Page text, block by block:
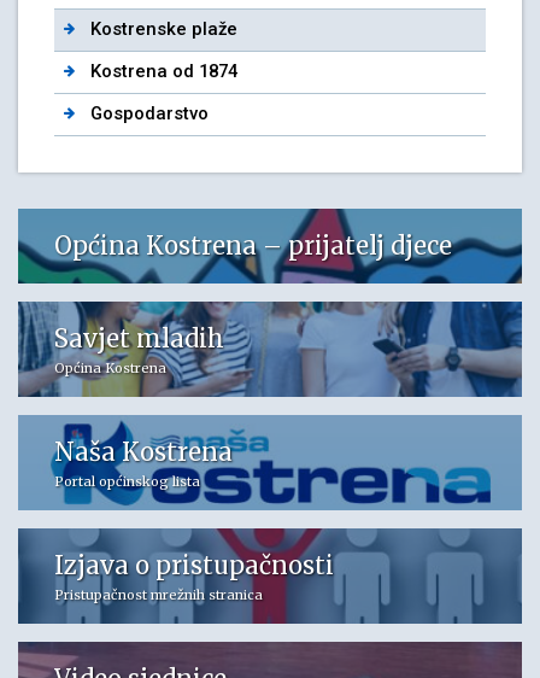
Kostrenske plaže
Kostrena od 1874
Gospodarstvo
Općina Kostrena – prijatelj djece
Savjet mladih
Općina Kostrena
Naša Kostrena
Portal općinskog lista
Izjava o pristupačnosti
Pristupačnost mrežnih stranica